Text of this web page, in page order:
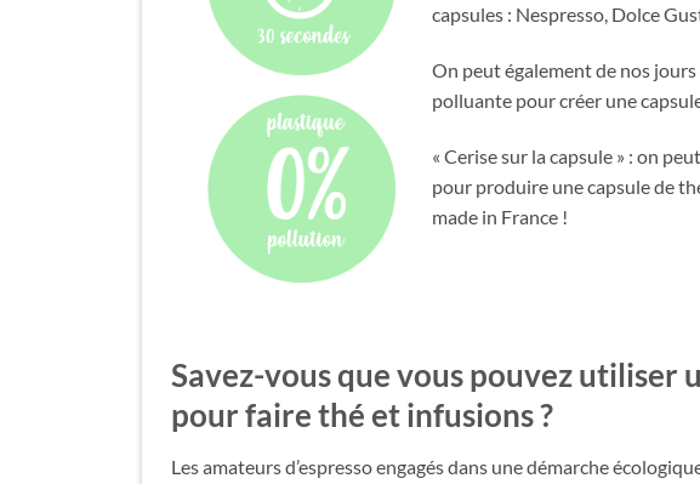
capsules : Nespresso, Dolce
On peut également de nos
polluante pour créer une
« Cerise sur la capsule » : on
pour produire une capsule de
made in France !
Savez-vous que vous pouvez utiliser
pour faire thé et infusions?
Les amateurs d’espresso engagés dans une démarche